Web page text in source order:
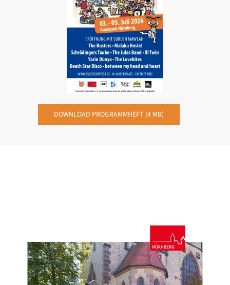
DOWNLOAD PROGRAMMHEFT (4 MB)